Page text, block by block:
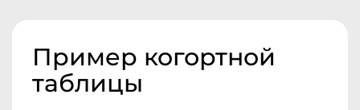
Пример когортной
таблицы